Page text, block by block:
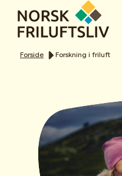
Forside Forskning i friluft